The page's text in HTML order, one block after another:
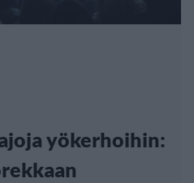
yökerhoihin: